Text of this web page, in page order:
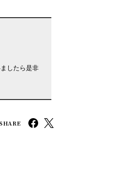
したら是非
SHARE